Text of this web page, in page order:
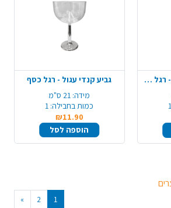
כוס מרטיני מפלסטיק - רגל כסף
1
גביע קנדי עגול - רגל כסף
מידה: 21 ס"מ
כמות בחבילה: 1
₪11.90
הוספה לסל
1
2
»